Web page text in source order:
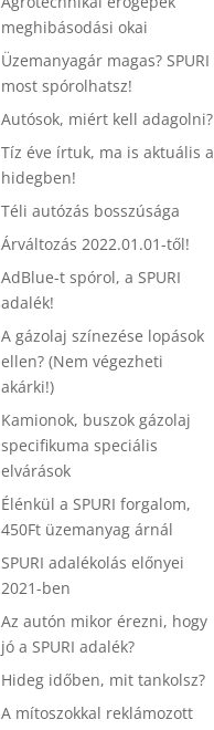
meghibásodási okai
Üzemanyagár magas? SPURI
most spórolhatsz!
Autósok, miért kell adagolni?
Tíz éve írtuk, ma is aktuális a
hidegben!
Téli autózás bosszúsága
Árváltozás 2022.01.01-től!
AdBlue-t spórol, a SPURI
adalék!
A gázolaj színezése lopások
ellen? (Nem végezheti
akárki!)
Kamionok, buszok gázolaj
specifikuma speciális
elvárások
Élénkül a SPURI forgalom,
450Ft üzemanyag árnál
SPURI adalékolás előnyei
2021-ben
Az autón mikor érezni, hogy
jó a SPURI adalék?
Hideg időben, mit tankolsz?
A mítoszokkal reklámozott